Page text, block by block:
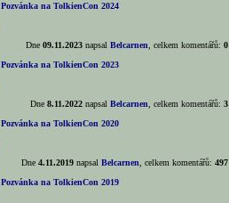
Pozvánka na TolkienCon 2024
Dne 09.11.2023napsal Belcarnen , celkem komentářů: 0
Pozvánka na TolkienCon 2023
Dne 8.11.2022napsal Belcarnen , celkem komentářů: 3
Pozvánka na TolkienCon 2020
Dne 4.11.2019napsal Belcarnen , celkem komentářů: 497
Pozvánka na TolkienCon 2019